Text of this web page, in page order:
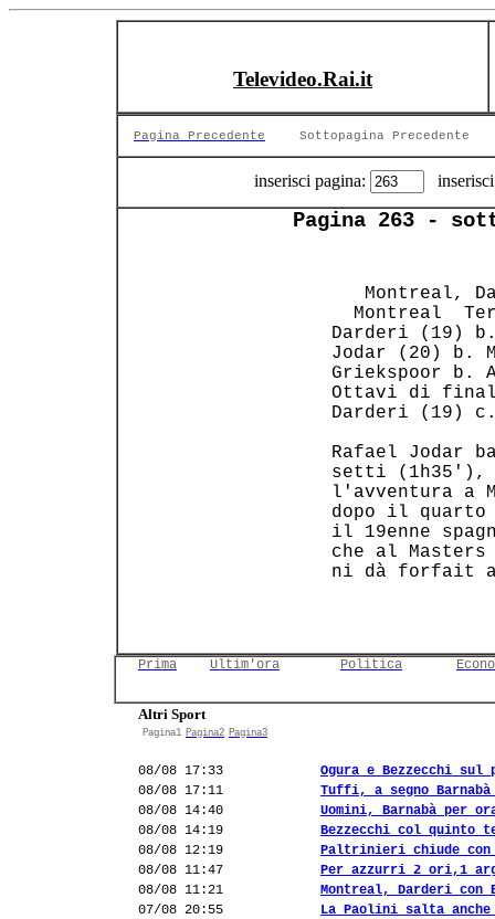
Televideo.Rai.it
Pagina Precedente Sottopagina Precedente
inserisci pagina:
Pagina 263 -
Darderi (19)
Jodar (20) b.
Griekspoor b.
Darderi (19)
Rafael Jodar
setti (1h35'),
l'avventura a
dopo il
il 19enne
che al Masters
ni dà forfait
Prima Ultim'ora Politica
Altri Sport
Pagina1 Pagina2 Pagina3
08/08 17:33
Ogura e Bezzecchi sul
08/08 17:11
Tuffi, a segno
08/08 14:40
Uomini, Barnabà per
08/08 14:19
Bezzecchi col quinto
08/08 12:19
Paltrinieri chiude con
08/08 11:47
Per azzurri 2 ori,1
08/08 11:21
Montreal, Darderi con
07/08 20:55
La Paolini salta